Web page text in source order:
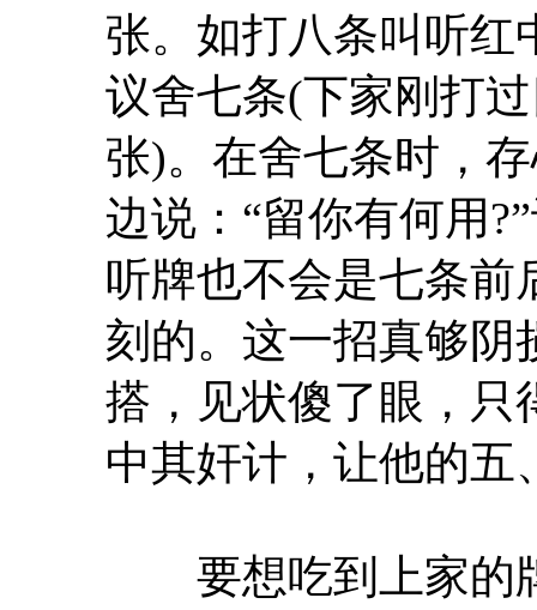
张。如打八条叫听红
议舍七条(下家刚打
张)。在舍七条时，
边说：“留你有何用
听牌也不会是七条前
刻的。这一招真够
搭，见状傻了眼，只
中其奸计，让他的五
要想吃到上家的